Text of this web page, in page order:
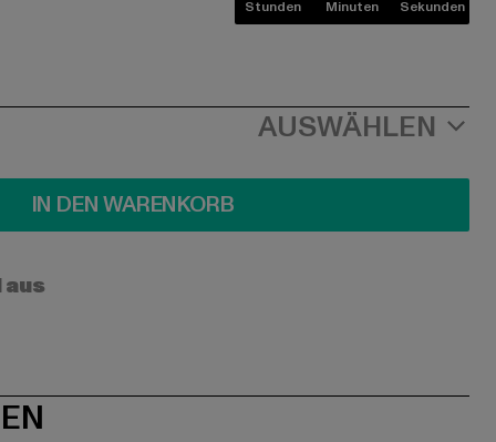
Stunden Minuten Sekunden
AUSWÄHLEN
IN DEN WARENKORB